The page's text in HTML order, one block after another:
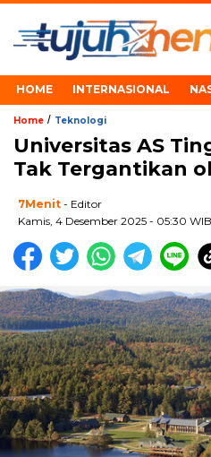
HOME INTERNASIONAL
Home / Teknologi
Universitas AS
Tak Tergantikan
7Menit - Editor
Kamis, 4 Desember 2025 - 05:30 WIB